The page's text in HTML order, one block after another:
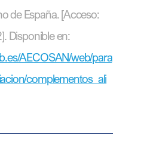
de España. [Acceso:
Disponible en:
AECOSAN/web/para
complementos_ali